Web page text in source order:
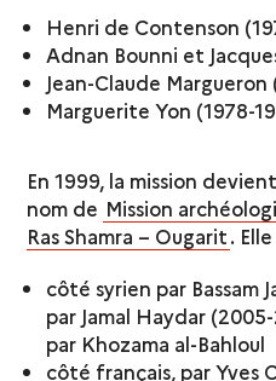
Henri de Contenson
Adnan Bounni et
Jean-Claude Margueron
Marguerite Yon (1978-
En 1999, la mission
nom de Mission
Ras Shamra – Ougarit.
côté syrien par Bassam
par Jamal Haydar
par Khozama al-Bahloul
côté français, par Yves